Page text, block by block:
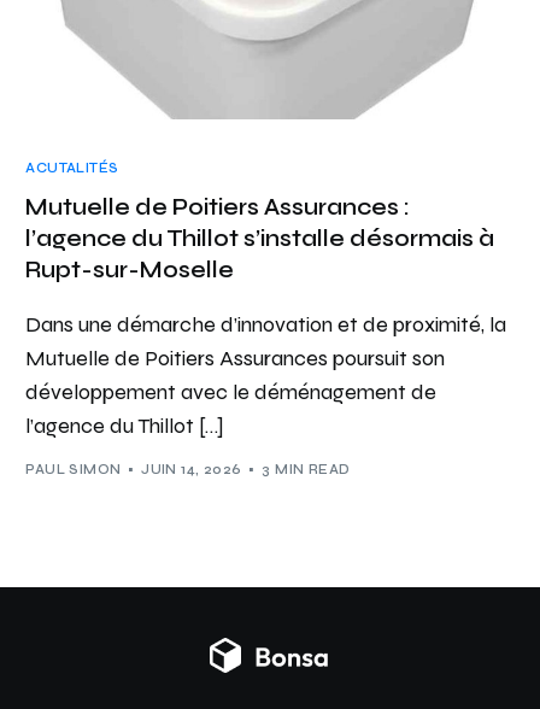
ACUTALITÉS
Mutuelle de Poitiers Assurances :
l’agence du Thillot s’installe désormais à
Rupt-sur-Moselle
Dans une démarche d’innovation et de proximité, la
Mutuelle de Poitiers Assurances poursuit son
développement avec le déménagement de
l’agence du Thillot […]
PAUL SIMON JUIN 14, 2026 3 MIN READ